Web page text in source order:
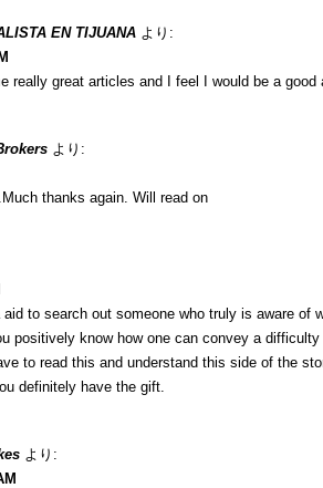
EN TIJUANA より:
really great articles and I feel I would be a good
より:
thanks again. Will read on
to search out someone who truly is aware of
positively know how one can convey a
to read this and understand this side of the
definitely have the gift.
より: